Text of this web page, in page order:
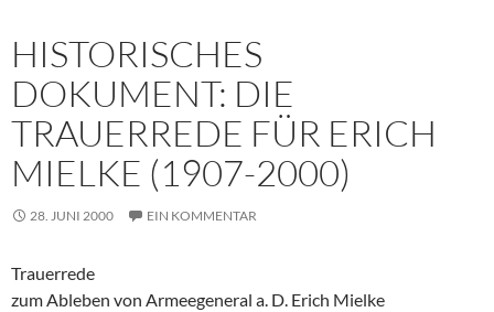
HISTORISCHES
DOKUMENT: DIE
TRAUERREDE FÜR ERICH
MIELKE (1907-2000)
28. JUNI 2000 EIN KOMMENTAR
Trauerrede
zum Ableben von Armeegeneral a. D. Erich Mielke